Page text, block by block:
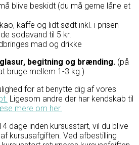
blive beskidt (du må gerne låne et
kaffe og lidt sødt inkl. i prisen
sodavand til 5 kr.
mad og drikke
begitning og brænding. (på
bruge mellem 1-3 kg.)
for at benytte dig af vores
Ligesom andre der har kendskab til
mere om her.
dage inden kursusstart, vil du blive
kursusafgiften. Ved afbestilling